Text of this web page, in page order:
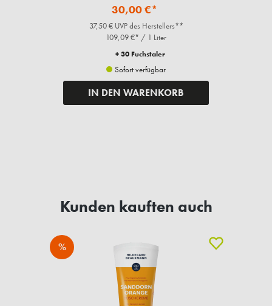
30,00 €*
37,50 € UVP des Herstellers**
109,09 €* / 1 Liter
+ 30 Fuchstaler
Sofort verfügbar
IN DEN WARENKORB
Kunden kauften auch
%